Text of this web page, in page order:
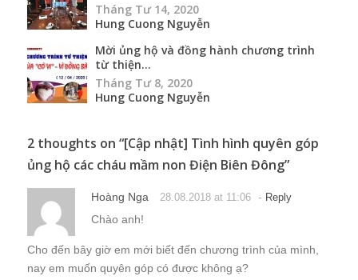
Tháng Tư 14, 2020
Hung Cuong Nguyễn
Mời ủng hộ và đồng hành chương trình
từ thiện...
Tháng Tư 8, 2020
Hung Cuong Nguyễn
2 thoughts on “[Cập nhật] Tình hình quyên góp
ủng hộ các cháu mầm non Điện Biên Đông”
Hoàng Nga 28.08.2018 at 11:06 - Reply
Chào anh!
Cho đến bây giờ em mới biết đến chương trình của mình,
nay em muốn quyên góp có được không ạ?